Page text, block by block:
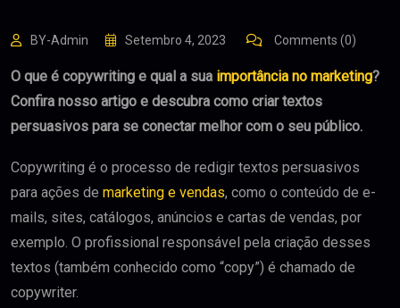
BY-Admin Setembro 4, 2023 Comments (0)
O que é copywriting e qual a sua importância no marketing?
Confira nosso artigo e descubra como criar textos
persuasivos para se conectar melhor com o seu público.
Copywriting é o processo de redigir textos persuasivos
para ações de marketing e vendas, como o conteúdo de e-
mails, sites, catálogos, anúncios e cartas de vendas, por
exemplo. O profissional responsável pela criação desses
textos (também conhecido como “copy”) é chamado de
copywriter.